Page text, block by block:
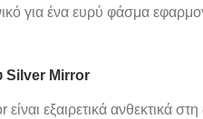
για ένα ευρύ φάσμα
Silver Mirror
εξαιρετικά ανθεκτικά στη